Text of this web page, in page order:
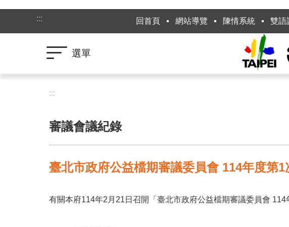
跳到主要內容區塊
:::
回首頁 網站導覽 陳情系統 雙語
選單
:::
審議會議紀錄
臺北市政府公益檔期審議委員會 114年度第
有關本府114年2月21日召開「臺北市政府公益檔期審議委員會 114